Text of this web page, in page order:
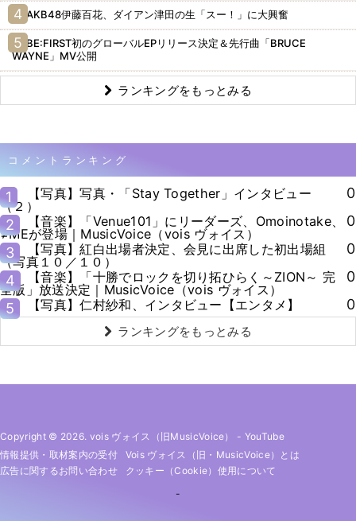
AKB48伊藤百花、ダイアン津田の生「スー！」に大興奮
BE:FIRST初のグローバルEPリリース決定＆先行曲「BRUCE
WAYNE」MV公開
ランキングをもっとみる
コメントランキング
1
【写真】写真・「Stay Together」インタビュー
（２）
0
2
【音楽】「Venue101」にリーダーズ、Omoinotake、
≠MEが登場｜MusicVoice（vois ヴォイス）
0
3
【写真】紅白出場者決定、会見に出席した初出場組
（写真１０／１０）
0
4
【音楽】「十勝でロックを切り拓ひらく～ZION～ 完
全版」放送決定｜MusicVoice（vois ヴォイス）
0
5
【写真】仁村紗和、インタビュー【エンタメ】 0
ランキングをもっとみる
Copyright © 2026. vois ヴォイス（旧MusicVoice） - YouTube
情報提供・取材案内の受付
Vois ヴォイス（旧・MusicVoice）とは
広告に関するお問い合わせ
クッキー（cookie）使用について
-